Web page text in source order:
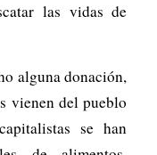
las vidas de
alguna donación,
vienen del pueblo
se han